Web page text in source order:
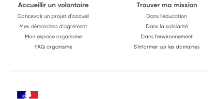
Accueillir un volontaire
Concevoir un projet d'accueil
Mes démarches d'agrément
Mon espace organisme
FAQ organisme
Trouver ma mission
Dans l'éducation
Dans la solidarité
Dans l'environnement
S'informer sur les domaines